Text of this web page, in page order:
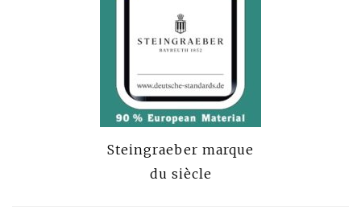
Steingraeber marque
du siècle